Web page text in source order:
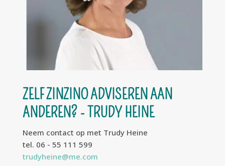
ZELF ZINZINO ADVISEREN AAN
ANDEREN? - TRUDY HEINE
Neem contact op met Trudy Heine
tel. 06 - 55 111 599
trudyheine@me.com